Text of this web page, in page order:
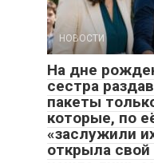
НОВОСТИ
На дне
сестра
пакеты
которые, по
«заслужили
открыла свой